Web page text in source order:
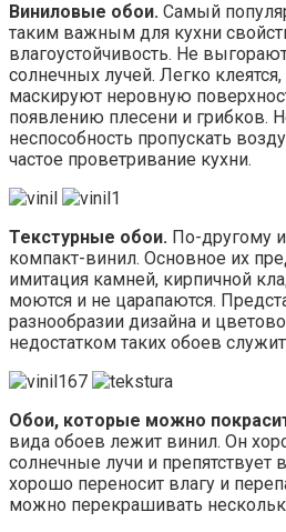
Виниловые обои. Самый
таким важным для кухни
влагоустойчивость. Не
солнечных лучей. Легко
маскируют неровную
появлению плесени и грибков.
неспособность пропускать
частое проветривание кухни.
Текстурные обои. По-другому
компакт-винил. Основное их
имитация камней, кирпичной
моются и не царапаются.
разнообразии дизайна и
недостатком таких обоев
Обои, которые можно
вида обоев лежит винил. Он
солнечные лучи и
хорошо переносит влагу и
можно перекрашивать